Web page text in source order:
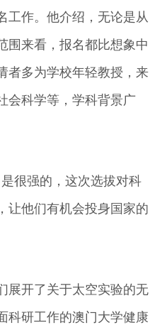
工作。他介绍，无论是从
围来看，报名都比想象中
者多为学校年轻教授，来
会科学等，学科背景广
很强的，这次选拔对科
让他们有机会投身国家的
开了关于太空实验的无
科研工作的澳门大学健康